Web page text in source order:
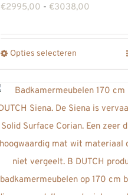
€2995,00 - €3038,00
€3038,00
Opties selecteren
heeft
meerdere
variaties.
Deze
optie
kan